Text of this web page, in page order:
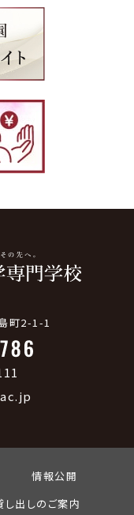
町2-1-1
情報公開
し出しのご案内